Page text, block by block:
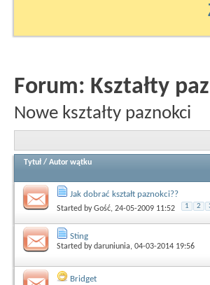
Forum: Kształty
Nowe kształty paznokci
Tytuł / Autor wątku
Jak dobrać kształt paznokci??
Started byGość, 24-05-2009 11:52 1 2
Sting
Started bydaruniunia, 04-03-2014 19:56
Bridget